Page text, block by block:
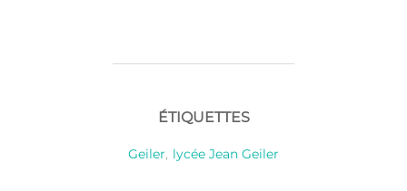
ÉTIQUETTES
Geiler, lycée Jean Geiler